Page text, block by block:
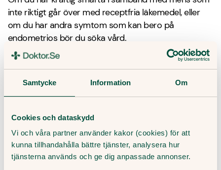
Samtycke Information Om
Cookies och dataskydd
Vi och våra partner använder kakor (cookies) för att
kunna tillhandahålla bättre tjänster, analysera hur
tjänsterna används och ge dig anpassade annonser.
inte riktigt går över med receptfria läkemedel, eller
om du har andra symtom som kan bero på
endometrios bör du söka vård.
Hur kan Doktor.se hjälpa mig?
Vid misstanke om endometrios krävs fysisk
Det kan vi i nuläget tyvärr inte hjälpa till med.
Personer som har en diagnos kan få hjälp med
behandling i form av psykoterapi för att hantera de
svårigheter sjukdomen kan ge.Doktor.seharfysiska